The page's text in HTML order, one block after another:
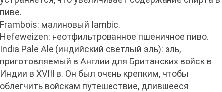
пиве.
Frambois: малиновый Iambic.
Hefeweizen: неотфильтрованное пшеничное пиво.
India Pale Ale (индийский светлый эль): эль,
приготовляемый в Англии для Британских войск в
Индии в XVIII в. Он был очень крепким, чтобы
облегчить войскам путешествие, длившееся